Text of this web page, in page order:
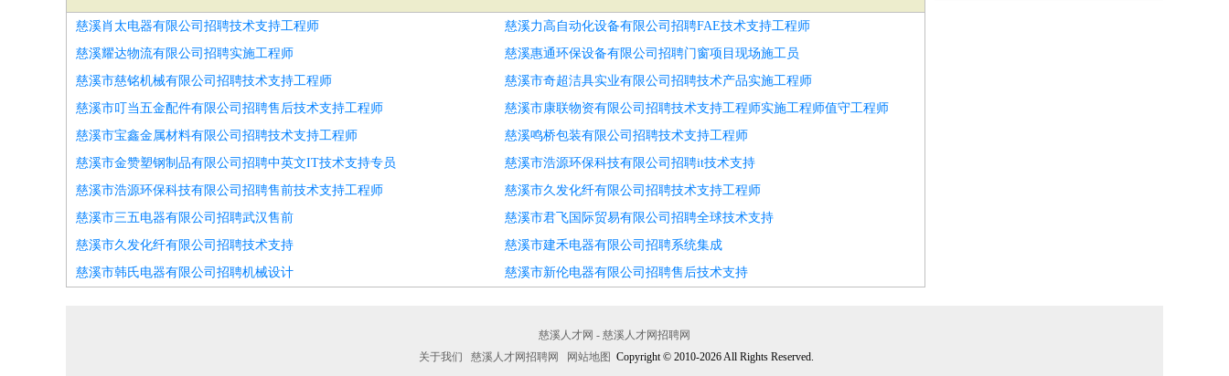
慈溪肖太电器有限公司招聘技术支持工程师
慈溪力高自动化设备有限公司招聘FAE技术支持工程师
慈溪耀达物流有限公司招聘实施工程师
慈溪惠通环保设备有限公司招聘门窗项目现场施工员
慈溪市慈铭机械有限公司招聘技术支持工程师
慈溪市奇超洁具实业有限公司招聘技术产品实施工程师
慈溪市叮当五金配件有限公司招聘售后技术支持工程师
慈溪市康联物资有限公司招聘技术支持工程师实施工程师值守工程师
慈溪市宝鑫金属材料有限公司招聘技术支持工程师
慈溪鸣桥包装有限公司招聘技术支持工程师
慈溪市金赞塑钢制品有限公司招聘中英文IT技术支持专员
慈溪市浩源环保科技有限公司招聘it技术支持
慈溪市浩源环保科技有限公司招聘售前技术支持工程师
慈溪市久发化纤有限公司招聘技术支持工程师
慈溪市三五电器有限公司招聘武汉售前
慈溪市君飞国际贸易有限公司招聘全球技术支持
慈溪市久发化纤有限公司招聘技术支持
慈溪市建禾电器有限公司招聘系统集成
慈溪市韩氏电器有限公司招聘机械设计
慈溪市新伦电器有限公司招聘售后技术支持
慈溪人才网 - 慈溪人才网招聘网
关于我们
慈溪人才网招聘网 网站地图 Copyright © 2010-2026 All Rights Reserved.